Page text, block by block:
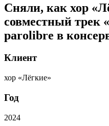
Сняли, как хор
совместный трек
parolibre в
Клиент
хор «Лёгкие»
Год
2024